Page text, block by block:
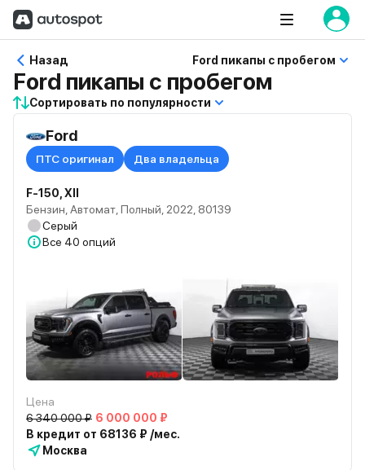
Назад Ford пикапы с пробегом
Ford пикапы с пробегом
Сортировать по популярности
Ford
ПТС оригинал Два владельца
F-150, XII
Бензин, Автомат, Полный, 2022, 80139
Серый
Все 40 опций
Цена
6 340 000 ₽ 6 000 000 ₽
В кредит от 68136 ₽ /мес.
Москва